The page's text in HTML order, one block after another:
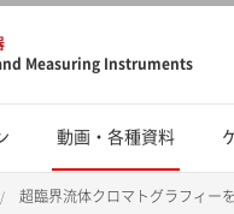
Measuring Instruments
動画・各種資料
超臨界流体クロマトグラフィー